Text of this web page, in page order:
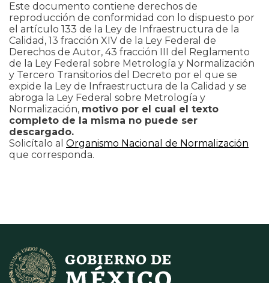
Este documento contiene derechos de
reproducción de conformidad con lo dispuesto por
el artículo 133 de la Ley de Infraestructura de la
Calidad, 13 fracción XIV de la Ley Federal de
Derechos de Autor, 43 fracción III del Reglamento
de la Ley Federal sobre Metrología y Normalización
y Tercero Transitorios del Decreto por el que se
expide la Ley de Infraestructura de la Calidad y se
abroga la Ley Federal sobre Metrología y
Normalización, motivo por el cual el texto
completo de la misma no puede ser
descargado.
Solicítalo al Organismo Nacional de Normalización
que corresponda.